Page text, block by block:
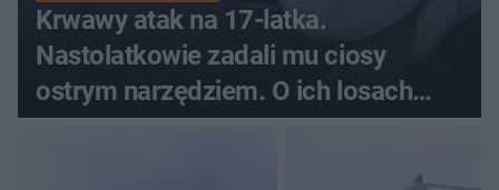
Krwawy atak na 17-latka.
Nastolatkowie zadali mu ciosy
ostrym narzędziem. O ich losach
zdecyduje sąd rodzinny